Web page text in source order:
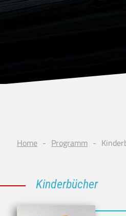
Home Programm
Kinderbücher